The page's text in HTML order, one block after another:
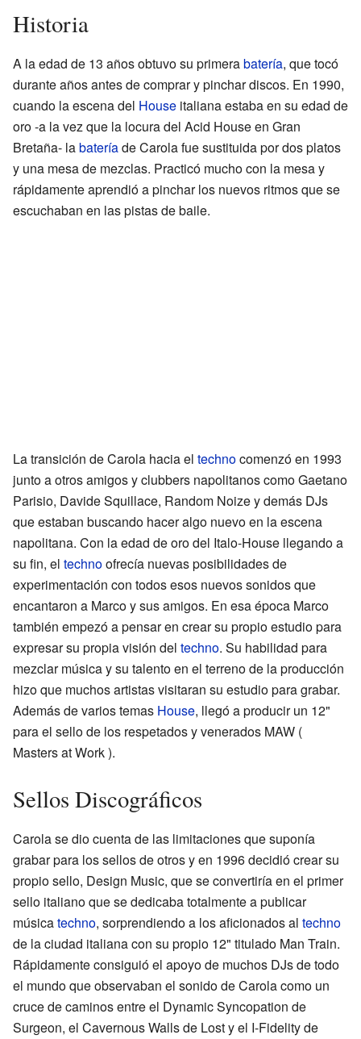
Historia
A la edad de 13 años obtuvo su primerabatería, que tocó
durante años antes de comprar y pinchar discos. En 1990,
cuando la escena del House italiana estaba en su edad de
oro -a la vez que la locura del Acid House en Gran
Bretaña- labateríade Carola fue sustituida por dos platos
y una mesa de mezclas. Practicó mucho con la mesa y
rápidamente aprendió a pinchar los nuevos ritmos que se
escuchaban en las pistas de baile.
La transición de Carola hacia el technocomenzó en 1993
junto a otros amigos y clubbers napolitanos como Gaetano
Parisio, Davide Squillace, Random Noize y demás DJs
que estaban buscando hacer algo nuevo en la escena
napolitana. Con la edad de oro del Italo-House llegando a
su fin, el technoofrecía nuevas posibilidades de
experimentación con todos esos nuevos sonidos que
encantaron a Marco y sus amigos. En esa época Marco
también empezó a pensar en crear su propio estudio para
expresar su propia visión del techno. Su habilidad para
mezclar música y su talento en el terreno de la producción
hizo que muchos artistas visitaran su estudio para grabar.
Además de varios temas House, llegó a producir un 12"
para el sello de los respetados y venerados MAW (
Masters at Work ).
Sellos Discográficos
Carola se dio cuenta de las limitaciones que suponía
grabar para los sellos de otros y en 1996 decidió crear su
propio sello, Design Music, que se convertiría en el primer
sello italiano que se dedicaba totalmente a publicar
músicatechno, sorprendiendo a los aficionados al techno
de la ciudad italiana con su propio 12" titulado Man Train.
Rápidamente consiguió el apoyo de muchos DJs de todo
el mundo que observaban el sonido de Carola como un
cruce de caminos entre el Dynamic Syncopation de
Surgeon, el Cavernous Walls de Lost y el I-Fidelity de